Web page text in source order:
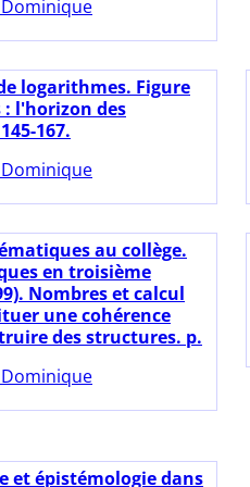
logarithmes. Figure
l'horizon des
167.
au collège.
en troisième
Nombres et calcul
une cohérence
des structures. p.
et épistémologie dans